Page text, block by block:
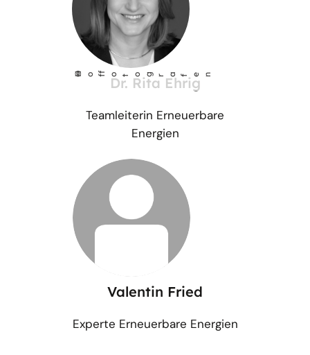
©
Ho f
fotog r
a fen
Dr. Rita Ehrig
Teamleiterin Erneuerbare
Energien
Valentin Fried
Experte Erneuerbare Energien